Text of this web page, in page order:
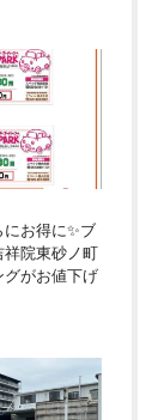
お得に✨ブ
祥院東砂ノ町
グがお値下げ